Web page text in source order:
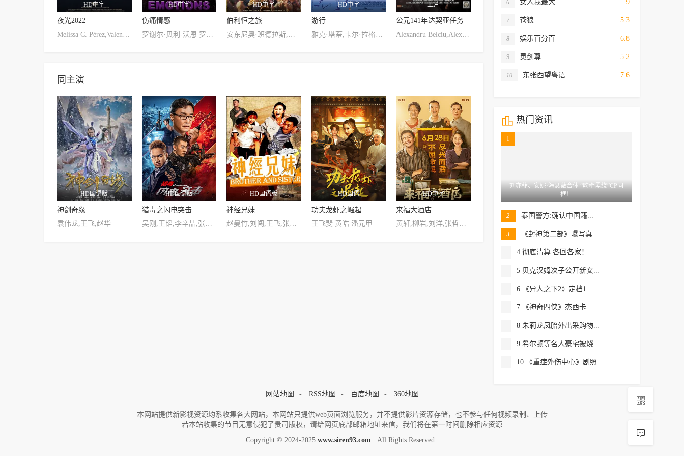
HD中字
夜光2022
Melissa C. Pérez,Valentina Chinchilla Pérez,Arturo Gael Chinchilla Pérez
HD中字
伤痛情感
罗谢尔·贝利-沃恩 罗德里卡·布朗-希克斯 托纳伊·伯格斯 杜安·戴维斯
HD中字
伯利恒之旅
安东尼奥·班德拉斯,麦洛·曼海姆,菲奥娜·帕洛莫,吉诺·席格斯,乔尔·斯马尔本,莫里亚,欧米德·吉亚李利,里兹万·曼吉,斯蒂芬妮·吉尔,勒克芮,安东尼奥·吉尔,艾丽西娅·博拉切罗,玛丽亚·德拉保皮格姆,里卡德·塞拉,安东尼奥·坎托斯,丹尼尔·里维拉,胡安·何塞·马可,佩德罗·艾容,埃里克·霍尔沃森,佐伊·阿纳奥
HD中字
游行
雅克·塔蒂,卡尔·拉格斐,Pierre Bramma
正片
公元141年达契亚任务
Alexandru Belciu,Alexandru Bornea,Robert Cazacu,Cristian Ciomaga,Paul Bondane,Ioan Bârsan,Daniel Ciomaga,Elvis Ciurea,Sorin Cristea,Ion-Alexandru Jugravu,Catalin Razvan Gutiu,Robert Mercurean,Mihai Melintei,Catalin Neghina,Ioan Mirut
HD中字版
稻草之盾
大泽隆夫,松岛菜菜子,岸谷五朗,伊武雅刀,永山绚斗,本田博太郎,高桥和也,音尾琢真,山口祥行,本宫泰风,蜷川美穗,诹访太朗,菅原大吉,须藤正裕,桥本一郎,余贵美子,中野裕斗,仁科贵,并木史郎,胜矢,桝太一,高原知秀,安倍夏美,藤原龙也,山崎努
同主演
HD国语版
神剑奇缘
袁伟龙,王飞,赵华
HD国语版
猎毒之闪电突击
吴刚,王韬,李辛喆,张植绿,王冠淇,李乾锋,潘羞月,曾子成,吴亘,骆达华,王飞斐,陈奕名,张鹏
HD国语版
神经兄妹
HD国语
功夫龙虾之崛起
王飞斐 黄皓 潘元甲
HD中字
来福大酒店
我只要我们在一起
6 女人我最大 9
7 苍狼 5.3
8 娱乐百分百 6.8
9 灵剑尊 5.2
10 东张西望粤语 7.6
 热门资讯
刘亦菲、安妮·海瑟薇合体 “昀牵孟绕”CP同
框！
1
2 泰国警方:确认中国籍...
3 《封神第二部》曝写真...
4 彻底清算 各回各家！...
5 贝克汉姆次子公开新女...
6 《异人之下2》定档1...
7 《神奇四侠》杰西卡·...
8 朱莉龙凤胎外出采购物...
9 希尔顿等名人豪宅被烧...
10 《重症外伤中心》剧照...
网站地图 - RSS地图 - 百度地图 - 360地图
本网站提供新影视资源均系收集各大网站，本网站只提供web页面浏览服务，并不提供影片资源存储，也不参与任何视频录制、上传
若本站收集的节目无意侵犯了贵司版权，请给网页底部邮箱地址来信，我们将在第一时间删除相应资源
Copyright © 2024-2025 www.siren93.com .All Rights Reserved .

